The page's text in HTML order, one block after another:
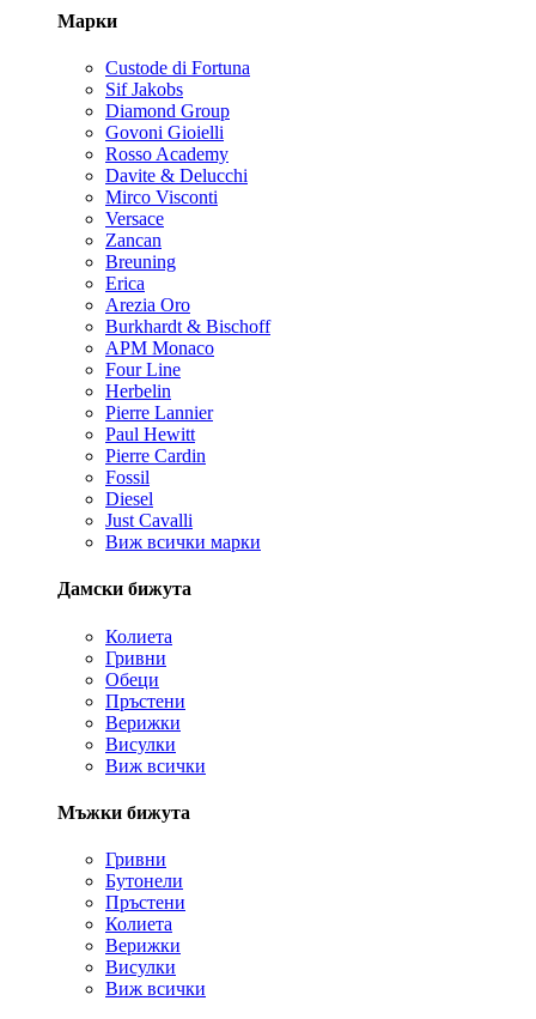
Марки
Custode di Fortuna
Sif Jakobs
Diamond Group
Govoni Gioielli
Rosso Academy
Davite & Delucchi
Mirco Visconti
Versace
Zancan
Breuning
Erica
Arezia Oro
Burkhardt & Bischoff
APM Monaco
Four Line
Herbelin
Pierre Lannier
Paul Hewitt
Pierre Cardin
Fossil
Diesel
Just Cavalli
Виж всички марки
Дамски бижута
Колиета
Гривни
Обеци
Пръстени
Верижки
Висулки
Виж всички
Мъжки бижута
Гривни
Бутонели
Пръстени
Колиета
Верижки
Висулки
Виж всички